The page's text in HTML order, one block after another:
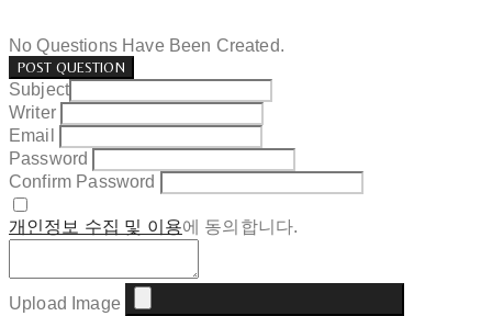
No Questions Have Been Created.
POST QUESTION
Subject
Writer
Email
Password
Confirm Password
개인정보 수집 및 이용에 동의합니다.
Upload Image